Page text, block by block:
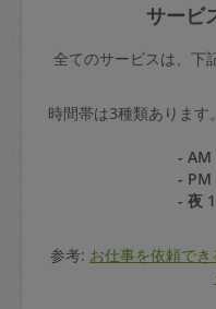
サービ
全てのサービスは、下
時間帯は3種類あります
- AM
- PM
- 夜
参考: お仕事を依頼で